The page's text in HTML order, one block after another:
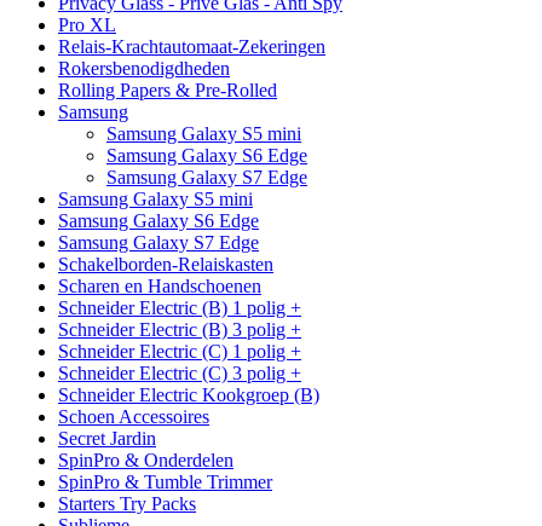
Pro XL
Relais-Krachtautomaat-Zekeringen
Rokersbenodigdheden
Rolling Papers & Pre-Rolled
Samsung
Samsung Galaxy S5 mini
Samsung Galaxy S6 Edge
Samsung Galaxy S7 Edge
Samsung Galaxy S5 mini
Samsung Galaxy S6 Edge
Samsung Galaxy S7 Edge
Schakelborden-Relaiskasten
Scharen en Handschoenen
Schneider Electric (B) 1 polig +
Schneider Electric (B) 3 polig +
Schneider Electric (C) 1 polig +
Schneider Electric (C) 3 polig +
Schneider Electric Kookgroep (B)
Schoen Accessoires
Secret Jardin
SpinPro & Onderdelen
SpinPro & Tumble Trimmer
Starters Try Packs